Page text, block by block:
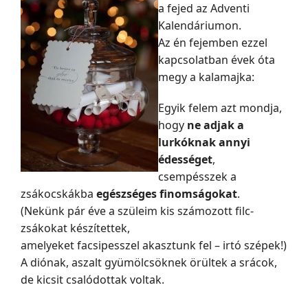
a fejed az Adventi
Kalendáriumon.
Az én fejemben ezzel
kapcsolatban évek óta
megy a kalamajka:
Egyik felem azt mondja,
hogy ne adjak a
lurkóknak annyi
édességet,
csempésszek a
zsákocskákba egészséges finomságokat.
(Nekünk pár éve a szüleim kis számozott filc-
zsákokat készítettek,
amelyeket facsipesszel akasztunk fel – irtó szépek!)
A diónak, aszalt gyümölcsöknek örültek a srácok,
de kicsit csalódottak voltak.